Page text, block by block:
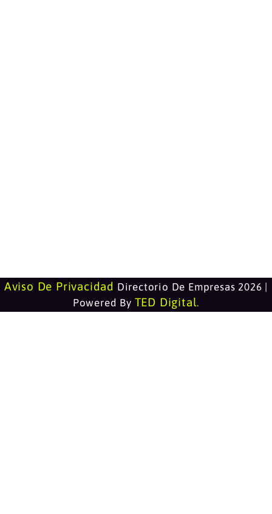
Aviso De Privacidad Directorio De Empresas 2026 |
Powered By TED Digital.